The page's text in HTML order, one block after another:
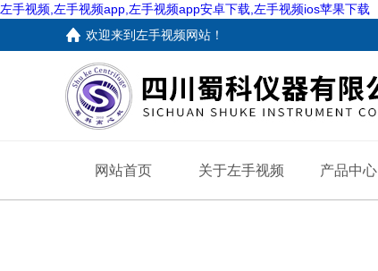
左手视频,左手视频app,左手视频app安卓下载,左手视频ios苹果下载
欢迎来到 左手视频网站 ！
网站首页 关于左手视频 产品中心